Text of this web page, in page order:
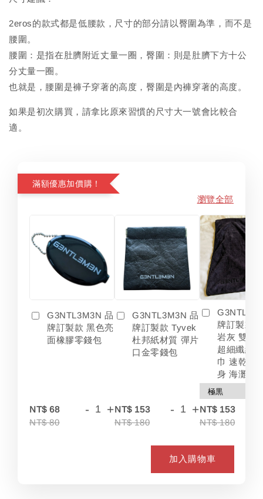
2eros的款式都是低腰款，尺寸的部分請以臀圍為準，而不是
腰圍。
腰圍：是指在肚臍附近丈量一圈，臀圍：則是肚臍下方十公
分丈量一圈。
也就是，腰圍是褲子穿著的高度，臀圍是內褲穿著的高度。
如果是初次購買，請拿比原來習慣的尺寸大一號會比較合
適。
滿額優惠加價購！
瀏覽全部
G3NTL3M3N 品
牌訂製款 黑色亮
面橡膠零錢包
NT$ 68
NT$ 80
- +
G3NTL3M3N 品
牌訂製款 Tyvek
杜邦紙材質 彈片
口金零錢包
NT$ 153
NT$ 180
- +
牌訂製款
岩灰 雙色
超細纖維
巾 速乾 吸
身 海灘
NT$ 153
NT$ 180
加入購物車